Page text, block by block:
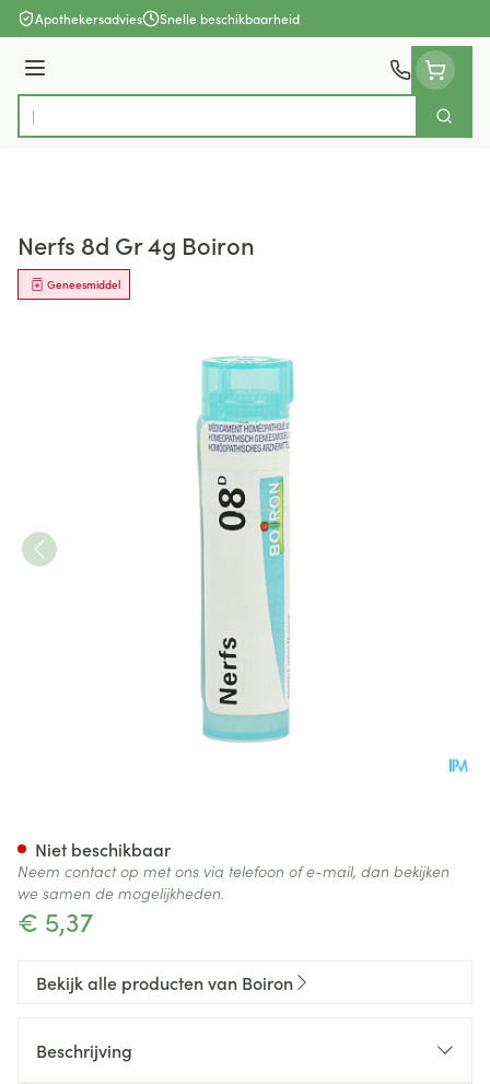
Ga naar de inhoud
Apothekersadvies Snelle beschikbaarheid
Menu
Product, merk, categorie...
Zoek
Nerfs 8d Gr 4g Boiron
Geneesmiddel
€ 5,37
Niet beschikbaar
Neem contact op met ons via telefoon of e-mail, dan bekijken
we samen de mogelijkheden.
Bekijk alle producten van Boiron
Beschrijving